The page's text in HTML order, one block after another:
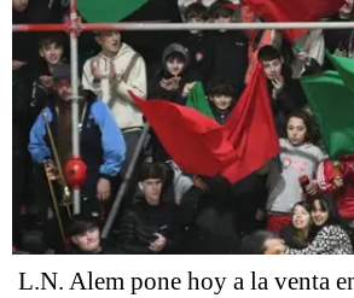
L.N. Alem pone hoy a la venta